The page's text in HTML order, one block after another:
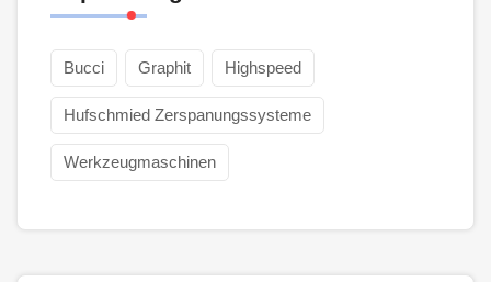
Bucci Graphit Highspeed
Hufschmied Zerspanungssysteme
Werkzeugmaschinen